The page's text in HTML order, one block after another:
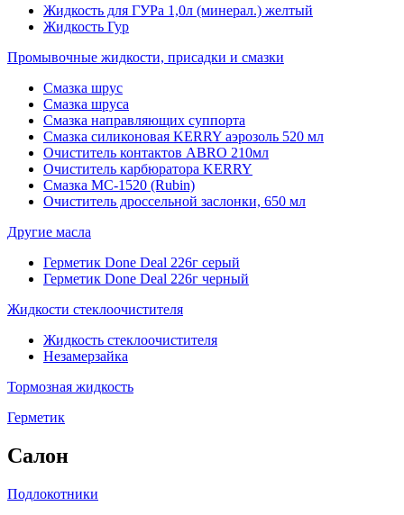
Жидкость для ГУРа 1,0л (минерал.) желтый
Жидкость Гур
Промывочные жидкости, присадки и смазки
Смазка шрус
Смазка шруса
Смазка направляющих суппорта
Смазка силиконовая KERRY аэрозоль 520 мл
Очиститель контактов ABRO 210мл
Очиститель карбюратора KERRY
Смазка МС-1520 (Rubin)
Очиститель дроссельной заслонки, 650 мл
Другие масла
Герметик Done Deal 226г серый
Герметик Done Deal 226г черный
Жидкости стеклоочистителя
Жидкость стеклоочистителя
Незамерзайка
Тормозная жидкость
Герметик
Салон
Подлокотники